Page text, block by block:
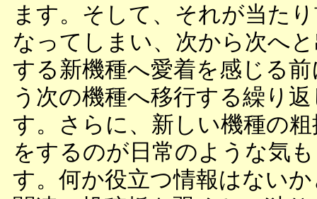
ます。そして、それが当た
なってしまい、次から次へ
する新機種へ愛着を感じる
う次の機種へ移行する繰り
す。さらに、新しい機種の
をするのが日常のような気
す。何か役立つ情報はない